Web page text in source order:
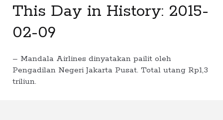
Foto
Suara
Suvenir
This Day in History: 2015-
02-09
– Mandala Airlines dinyatakan pailit oleh
Pengadilan Negeri Jakarta Pusat. Total utang Rp1,3
triliun.